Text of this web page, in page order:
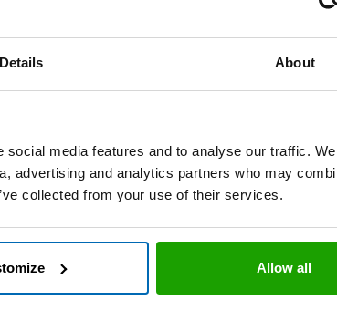
Details About
media features and to analyse our traffic.
advertising and analytics partners who may
collected from your use of their services.
Allow all
auf Social Media